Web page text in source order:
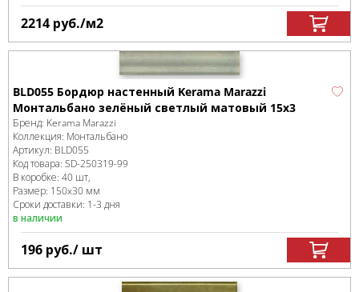
2214 руб./м2
BLD055 Бордюр настенный Kerama Marazzi
Монтальбано зелёный светлый матовый 15x3
Бренд: Kerama Marazzi
Коллекция: Монтальбано
Артикул: BLD055
Код товара: SD-250319-99
В коробке: 40 шт,
Размер: 150x30 мм
Сроки доставки: 1-3 дня
в наличии
196 руб./ шт